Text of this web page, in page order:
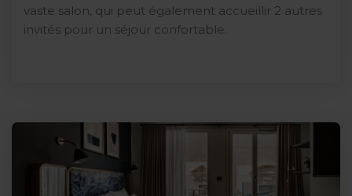
vaste salon, qui peut également accueillir 2 autres
invités pour un séjour confortable.